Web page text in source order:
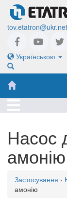
tov.etatron@ukr.net
Українською
Насос
амонію
Застосування ›
амонію